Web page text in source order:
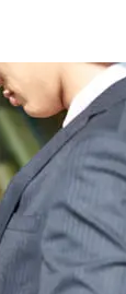
ンランキング